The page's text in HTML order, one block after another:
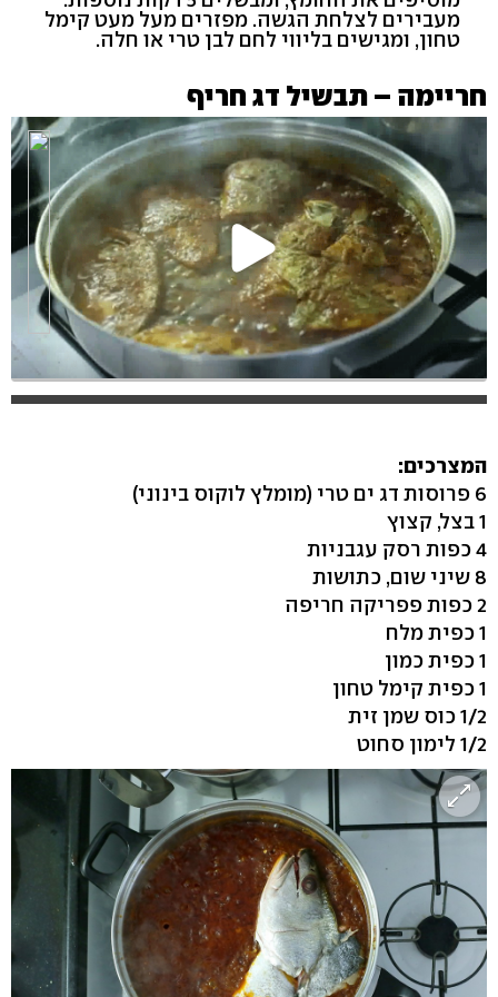
מעבירים לצלחת הגשה. מפזרים מעל מעט קימל
טחון, ומגישים בליווי לחם לבן טרי או חלה.
חריימה – תבשיל דג חריף
המצרכים:
6 פרוסות דג ים טרי (מומלץ לוקוס בינוני)
1 בצל, קצוץ
4 כפות רסק עגבניות
8 שיני שום, כתושות
2 כפות פפריקה חריפה
1 כפית מלח
1 כפית כמון
1 כפית קימל טחון
1/2 כוס שמן זית
1/2 לימון סחוט